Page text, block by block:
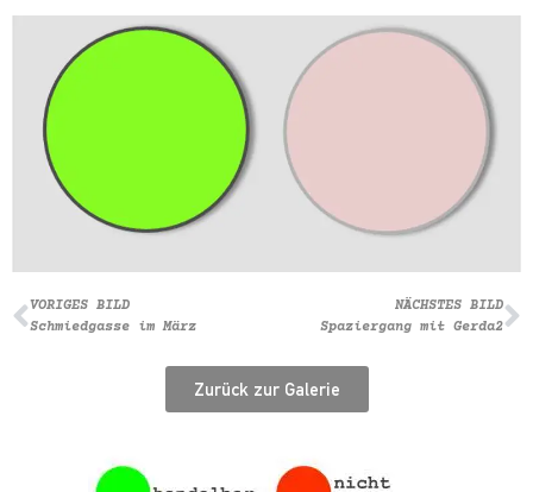
VORIGES BILD
Schmiedgasse im März
NÄCHSTES BILD
Spaziergang mit Gerda2
Zurück zur Galerie